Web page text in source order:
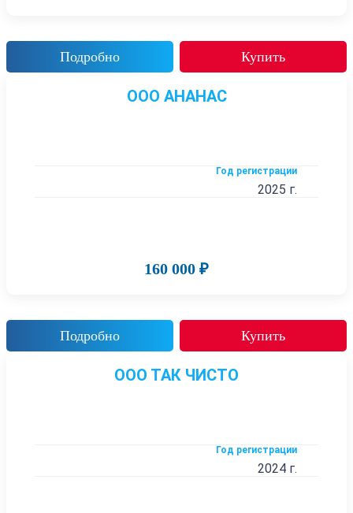
Подробно Купить
ООО АНАНАС
Год регистрации
2025 г.
160 000 ₽
Подробно Купить
ООО ТАК ЧИСТО
Год регистрации
2024 г.